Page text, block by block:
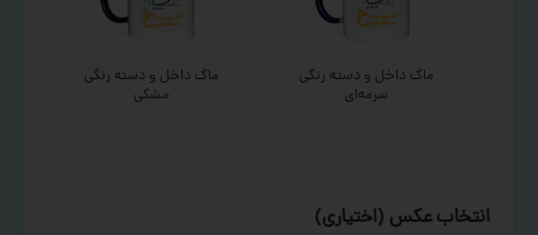
ماگ داخل و دسته رنگی
سرمه‌ای
ماگ داخل و دسته رنگی
مشکی
انتخاب عکس (اختیاری)